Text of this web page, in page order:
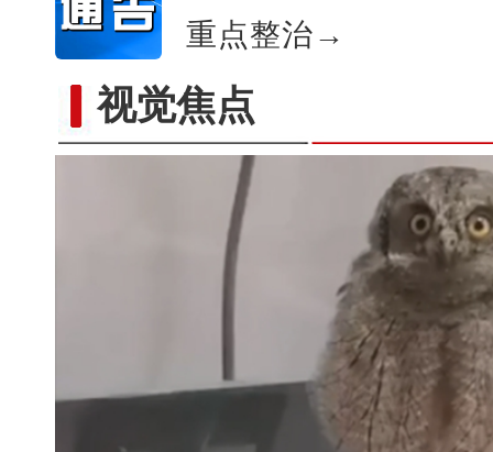
重点整治→
视觉焦点
哈萨克斯坦环保代表团：希望在绿